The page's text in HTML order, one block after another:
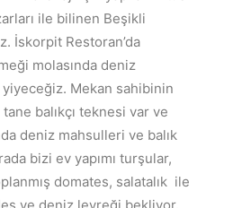
ile bilinen Beşikli
İskorpit Restoran’da
molasında deniz
Mekan sahibinin
tane balıkçı teknesi var ve
deniz mahsulleri ve balık
bizi ev yapımı turşular,
domates, salatalık ile